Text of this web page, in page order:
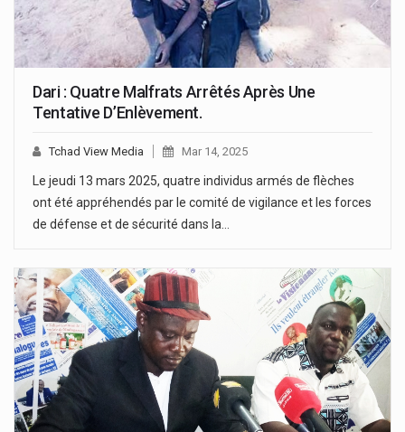
Dari : Quatre Malfrats Arrêtés Après Une
Tentative D’Enlèvement.
Tchad View Media Mar 14, 2025
Le jeudi 13 mars 2025, quatre individus armés de flèches
ont été appréhendés par le comité de vigilance et les forces
de défense et de sécurité dans la…